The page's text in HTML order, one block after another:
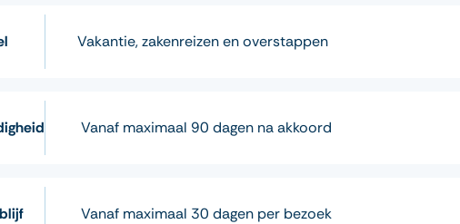
Vakantie, zakenreizen en overstappen
Vanaf maximaal 90 dagen na akkoord
Vanaf maximaal 30 dagen per bezoek